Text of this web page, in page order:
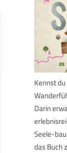
Kennst
Darin
Seele-
das Buch